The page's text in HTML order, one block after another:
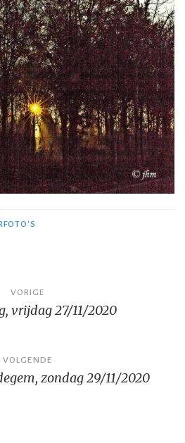
VORIGE
vrijdag 27/11/2020
VOLGENDE
zondag 29/11/2020